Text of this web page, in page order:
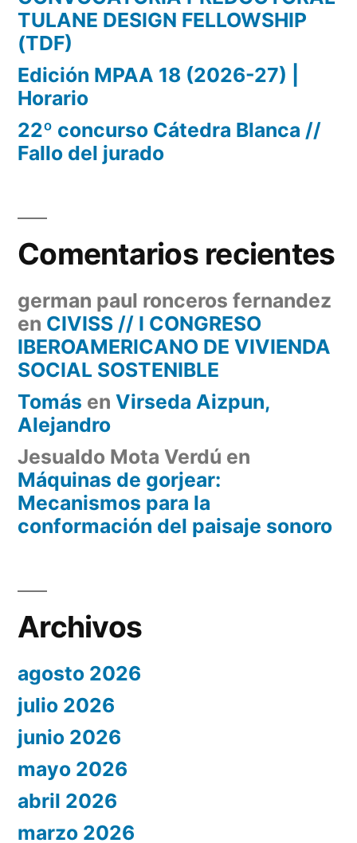
TULANE DESIGN FELLOWSHIP
(TDF)
Edición MPAA 18 (2026-27) |
Horario
22º concurso Cátedra Blanca //
Fallo del jurado
Comentarios recientes
german paul ronceros fernandez
en CIVISS // I CONGRESO
IBEROAMERICANO DE VIVIENDA
SOCIAL SOSTENIBLE
Tomás en Virseda Aizpun,
Alejandro
Jesualdo Mota Verdú en
Máquinas de gorjear:
Mecanismos para la
conformación del paisaje sonoro
Archivos
agosto 2026
julio 2026
junio 2026
mayo 2026
abril 2026
marzo 2026